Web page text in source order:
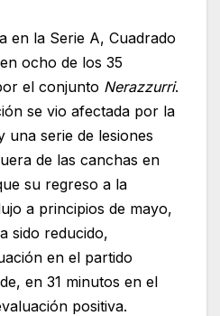
en la Serie A, Cuadrado
ocho de los 35
el conjunto Nerazzurri.
se vio afectada por la
una serie de lesiones
de las canchas en
su regreso a la
a principios de mayo,
sido reducido,
en el partido
en 31 minutos en el
positiva.